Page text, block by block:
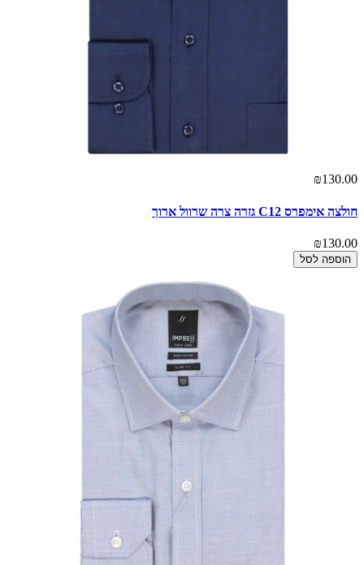
₪130.00
חולצה אימפרס C12 גזרה צרה שרוול ארוך
₪130.00
הוספה לסל